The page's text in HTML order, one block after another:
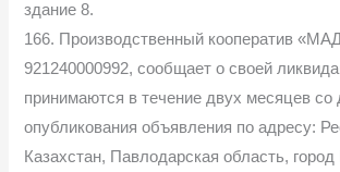
здание 8.
166. Производственный кооператив
921240000992, сообщает о своей
принимаются в течение двух месяцев со
опубликования объявления по адресу:
Казахстан, Павлодарская область,